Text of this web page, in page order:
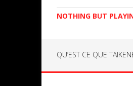
NOTHING BUT
QU’EST CE QUE